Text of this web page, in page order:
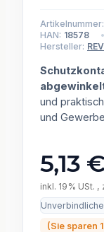
Artikelnummer:
HAN: 18578
Hersteller: REV
und
und
5,13
inkl. 19% USt. ,
(Sie sparen